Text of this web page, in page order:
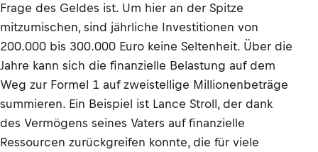
Frage des Geldes ist. Um hier an der Spitze
mitzumischen, sind jährliche Investitionen von
200.000 bis 300.000 Euro keine Seltenheit. Über die
Jahre kann sich die finanzielle Belastung auf dem
Weg zur Formel 1 auf zweistellige Millionenbeträge
summieren. Ein Beispiel ist Lance Stroll, der dank
des Vermögens seines Vaters auf finanzielle
Ressourcen zurückgreifen konnte, die für viele